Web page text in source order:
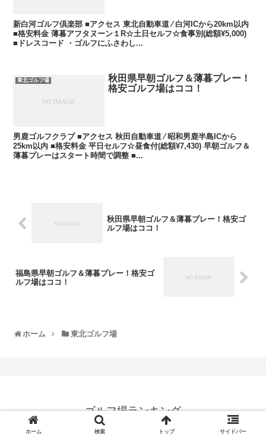
新白河ゴルフ倶楽部 ■アクセス 東北自動車道 ⁄ 白河ICから20km以内
■格安料金 薄暮アフタヌーン１R☆土日セルフ☆食事別(総額¥5,000)
■ドレスコード ・ゴルフにふさわし...
東北ゴルフ場
秋田県早朝ゴルフ＆薄暮プレー！
格安ゴルフ場はココ！
男鹿ゴルフクラブ ■アクセス 秋田自動車道 ⁄ 昭和男鹿半島ICから
25km以内 ■格安料金 平日セルフ☆昼食付(総額¥7,430) 早朝ゴルフ＆
薄暮プレーはスタート時間で調整 ■...
秋田県早朝ゴルフ＆薄暮プレー！格安ゴ
ルフ場はココ！
福島県早朝ゴルフ＆薄暮プレー！格安ゴ
ルフ場はココ！
ホーム 東北ゴルフ場
ゴルフ場ランキング
© 2017 ゴルフ場ランキング.
ホーム 検索 トップ サイドバー